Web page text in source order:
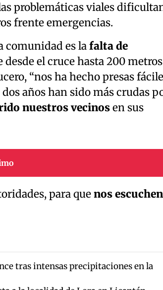
problemáticas viales
frente emergencias.
comunidad es lafalta de
desde el cruce hasta 200
“nos ha hecho presas
años han sido más crudas
nuestros vecinosen sus
para quenos
tras intensas precipitaciones en la